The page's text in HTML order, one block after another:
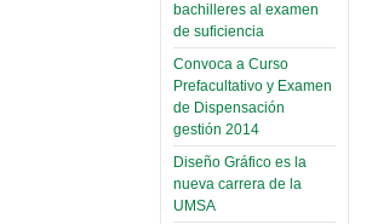
bachilleres al examen
de suficiencia
Convoca a Curso
Prefacultativo y Examen
de Dispensación
gestión 2014
Diseño Gráfico es la
nueva carrera de la
UMSA